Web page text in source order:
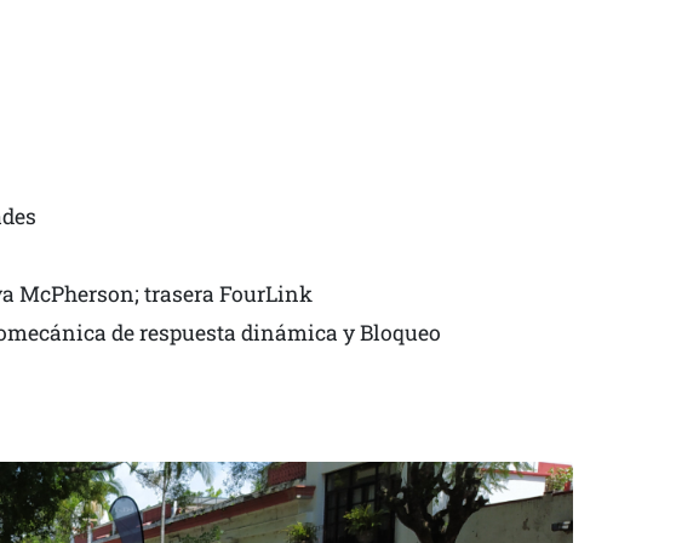
McPherson; trasera FourLink
de respuesta dinámica y Bloqueo